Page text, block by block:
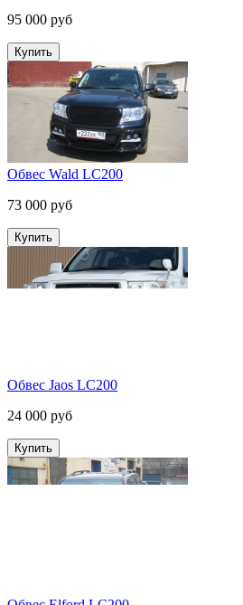
95 000 руб
Обвес Wald LC200
73 000 руб
Обвес Jaos LC200
24 000 руб